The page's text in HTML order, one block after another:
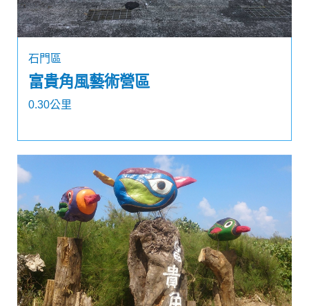
石門區
富貴角風藝術營區
0.30公里